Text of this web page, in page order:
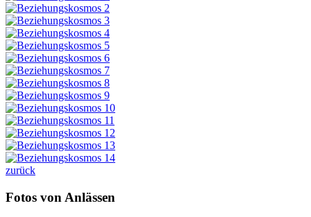
zurück
Fotos von Anlässen